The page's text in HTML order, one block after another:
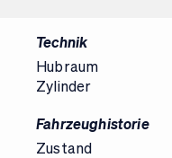
Technik
Hubraum
Zylinder
Fahrzeughistorie
Zustand